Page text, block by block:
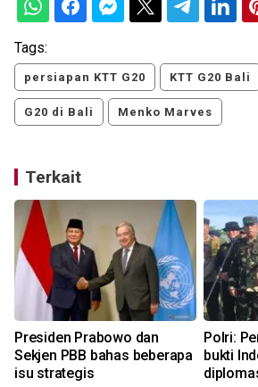
Tags:
persiapan KTT G20 KTT G20 Bali
G20 di Bali Menko Marves
Terkait
Presiden Prabowo dan
Sekjen PBB bahas beberapa
isu strategis
Polri:
bukti